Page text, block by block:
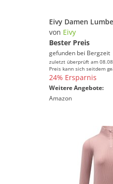
von Eivy
Bester Preis
gefunden bei Bergzeit
zuletzt überprüft am
Preis kann sich seitdem
24% Ersparnis
Weitere Angebote:
Amazon